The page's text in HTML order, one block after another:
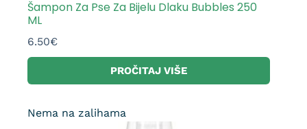
Šampon Za Pse Za Bijelu Dlaku Bubbles 250
ML
6.50€
PROČITAJ VIŠE
Nema na zalihama